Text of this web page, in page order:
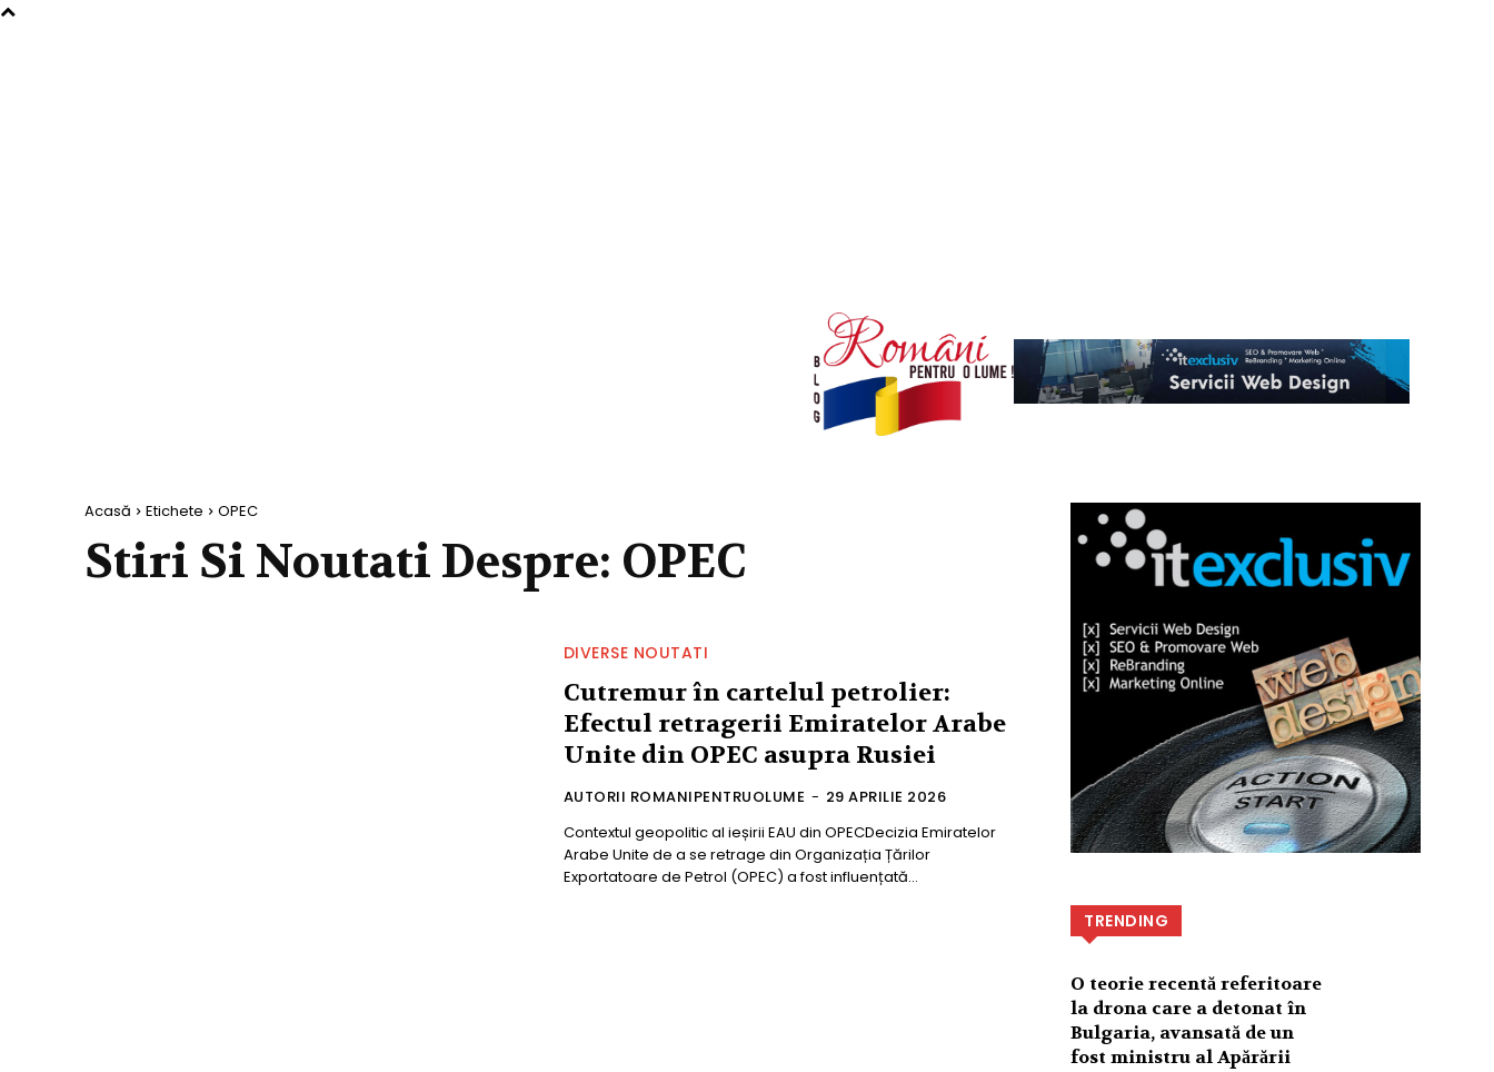
Acasă Etichete OPEC
Stiri Si Noutati Despre: OPEC
DIVERSE NOUTATI
Cutremur în cartelul petrolier:
Efectul retragerii Emiratelor Arabe
Unite din OPEC asupra Rusiei
AUTORII ROMANIPENTRUOLUME - 29 APRILIE 2026
Contextul geopolitic al ieșirii EAU din OPECDecizia Emiratelor
Arabe Unite de a se retrage din Organizația Țărilor
Exportatoare de Petrol (OPEC) a fost influențată...
TRENDING
O teorie recentă referitoare
la drona care a detonat în
Bulgaria, avansată de un
fost ministru al Apărării